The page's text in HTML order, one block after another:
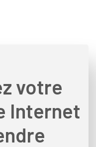
votre
Internet